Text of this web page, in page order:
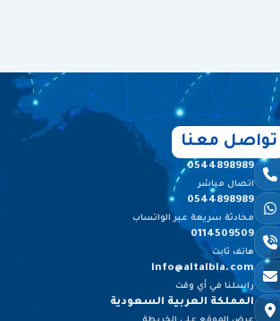
تواصل معنا
0544898989
اتصال مباشر
0544898989
محادثة سريعة عبر الواتساب
0114509509
هاتف ثابت
info@altalbia.com
راسلنا في أي وقت
المملكة العربية السعودية